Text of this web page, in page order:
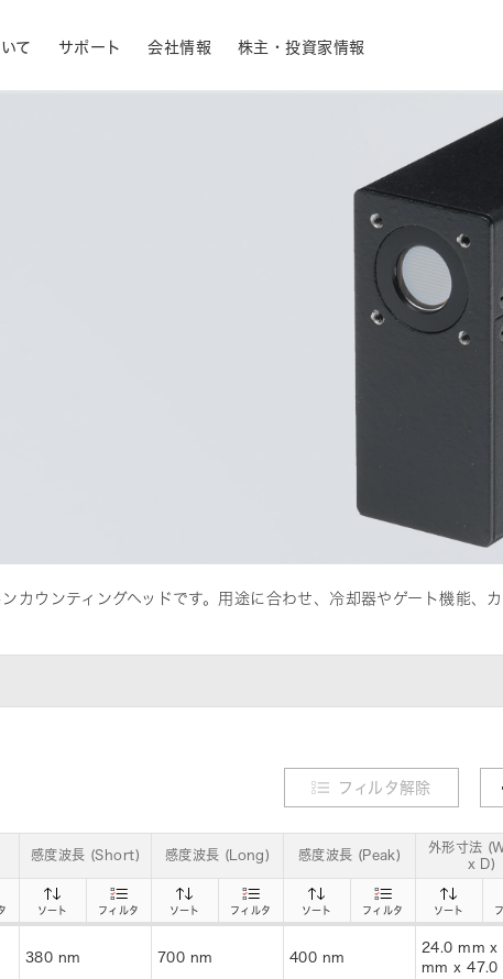
て サポート 会社情報 株主・投資家情報
校正
用語説
製品
製品
模倣品
TOP
スピリ
浜松
株主
SNS公
電子
ウンティングヘッドです。用途に合わせ、冷却器やゲート機能、
フィルタ解除
380 nm 700 nm 400 nm
24.0 mm x
mm x 47.0
感度波長 (Short) 感度波長 (Long) 感度波長 (Peak)
外形寸法
x D)
ソート フィルタ ソート フィルタ ソート フィルタ ソート